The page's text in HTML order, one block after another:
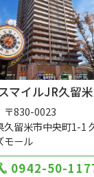
マイルJR久留
〒830-0023
久留米市中央町1-1
モール
0942-50-